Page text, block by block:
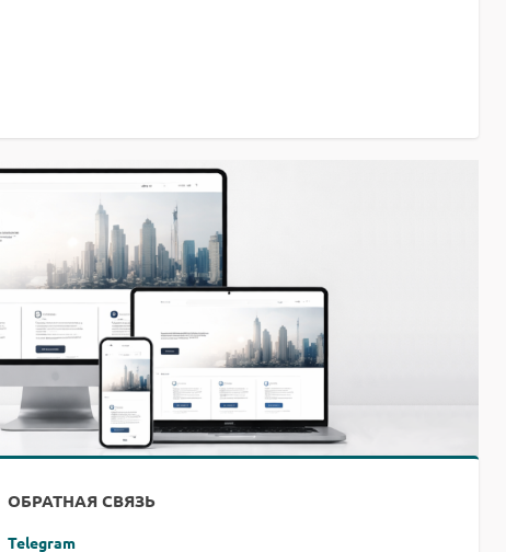
ОБРАТНАЯ СВЯЗЬ
Telegram